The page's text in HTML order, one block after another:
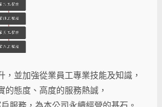
，並加強從業員工專業技能及知識，
的態度、高度的服務熱誠，